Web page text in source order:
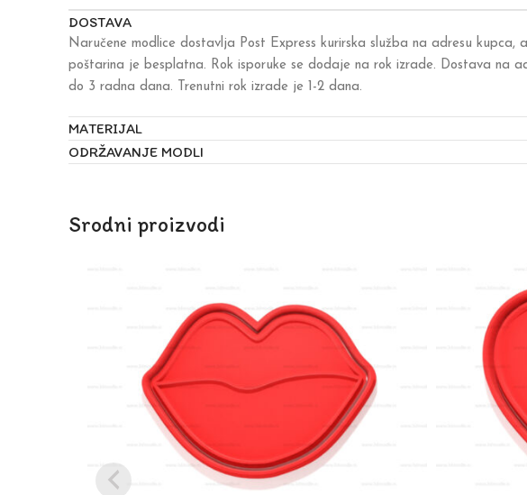
DOSTAVA
Naručene modlice dostavlja Post Express kurirska služba na adresu
poštarina je besplatna. Rok isporuke se dodaje na rok izrade. Dostava na
do 3 radna dana. Trenutni rok izrade je 1-2 dana.
MATERIJAL
ODRŽAVANJE MODLI
Srodni proizvodi